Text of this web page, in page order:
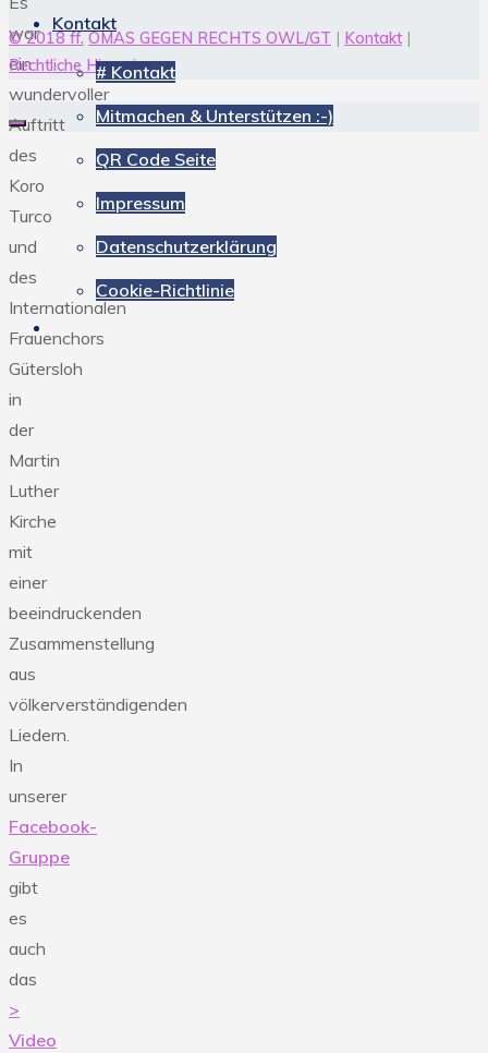
Kontakt
# Kontakt
Mitmachen & Unterstützen :-)
QR Code Seite
Impressum
Datenschutzerklärung
Cookie-Richtlinie
war
ein
wundervoller
Auftritt
des
Koro
Turco
und
des
Internationalen
Frauenchors
Gütersloh
in
der
Martin
Luther
Kirche
mit
einer
beeindruckenden
Zusammenstellung
aus
völkerverständigenden
Liedern.
In
unserer
Facebook-
Gruppe
gibt
es
auch
das
>
Video
© 2018 ff. OMAS GEGEN RECHTS OWL/GT | Kontakt |
Rechtliche Hinweise